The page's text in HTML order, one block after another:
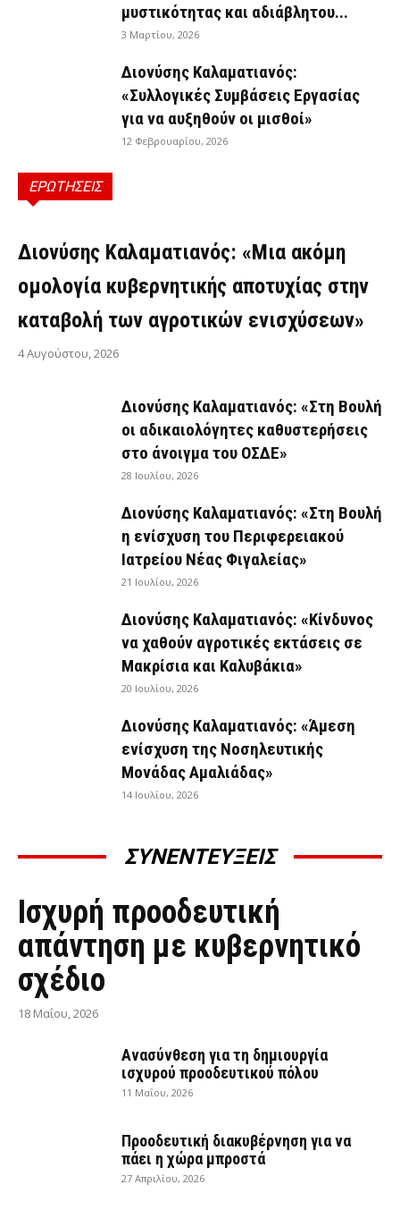
μυστικότητας και αδιάβλητου...
3 Μαρτίου, 2026
Διονύσης Καλαματιανός:
«Συλλογικές Συμβάσεις Εργασίας
για να αυξηθούν οι μισθοί»
12 Φεβρουαρίου, 2026
ΕΡΩΤΗΣΕΙΣ
ΕΡΩΤΉΣΕΙΣ
Διονύσης Καλαματιανός: «Μια ακόμη
ομολογία κυβερνητικής αποτυχίας στην
καταβολή των αγροτικών ενισχύσεων»
4 Αυγούστου, 2026
Διονύσης Καλαματιανός: «Στη Βουλή
οι αδικαιολόγητες καθυστερήσεις
στο άνοιγμα του ΟΣΔΕ»
28 Ιουλίου, 2026
Διονύσης Καλαματιανός: «Στη Βουλή
η ενίσχυση του Περιφερειακού
Ιατρείου Νέας Φιγαλείας»
21 Ιουλίου, 2026
Διονύσης Καλαματιανός: «Κίνδυνος
να χαθούν αγροτικές εκτάσεις σε
Μακρίσια και Καλυβάκια»
20 Ιουλίου, 2026
Διονύσης Καλαματιανός: «Άμεση
ενίσχυση της Νοσηλευτικής
Μονάδας Αμαλιάδας»
14 Ιουλίου, 2026
ΣΥΝΕΝΤΕΥΞΕΙΣ
ΣΥΝΕΝΤΕΎΞΕΙΣ
Ισχυρή προοδευτική
απάντηση με κυβερνητικό
σχέδιο
18 Μαΐου, 2026
Ανασύνθεση για τη δημιουργία
ισχυρού προοδευτικού πόλου
11 Μαΐου, 2026
Προοδευτική διακυβέρνηση για να
πάει η χώρα μπροστά
27 Απριλίου, 2026